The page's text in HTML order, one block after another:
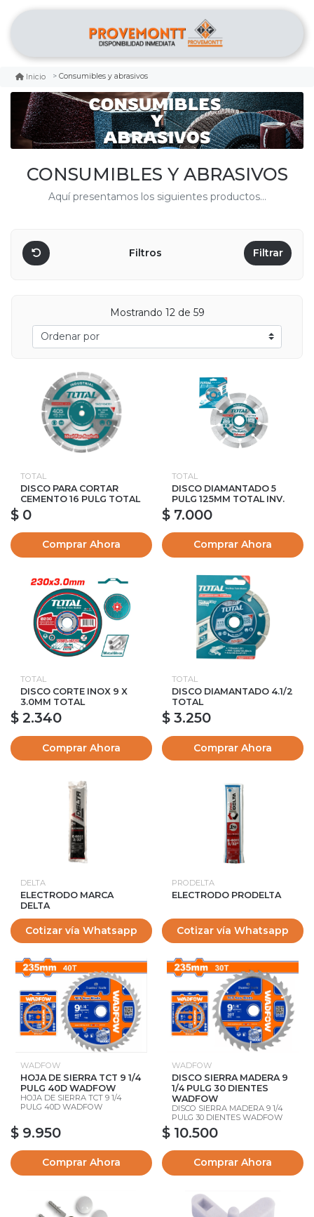
Inicio Consumibles y abrasivos
CONSUMIBLES Y ABRASIVOS
Aquí presentamos los siguientes productos...
Filtros Filtrar
Mostrando 12 de 59
TOTAL
DISCO PARA CORTAR
CEMENTO 16 PULG TOTAL
$ 0
Comprar Ahora
TOTAL
DISCO DIAMANTADO 5
PULG 125MM TOTAL INV.
$ 7.000
Comprar Ahora
TOTAL
DISCO CORTE INOX 9 X
3.0MM TOTAL
$ 2.340
Comprar Ahora
TOTAL
DISCO DIAMANTADO 4.1/2
TOTAL
$ 3.250
Comprar Ahora
DELTA
ELECTRODO MARCA
DELTA
Cotizar vía Whatsapp
PRODELTA
ELECTRODO PRODELTA
Cotizar vía Whatsapp
WADFOW
HOJA DE SIERRA TCT 9 1/4
PULG 40D WADFOW
HOJA DE SIERRA TCT 9 1/4
PULG 40D WADFOW
$ 9.950
Comprar Ahora
WADFOW
DISCO SIERRA MADERA 9
1/4 PULG 30 DIENTES
WADFOW
DISCO SIERRA MADERA 9 1/4
PULG 30 DIENTES WADFOW
$ 10.500
Comprar Ahora